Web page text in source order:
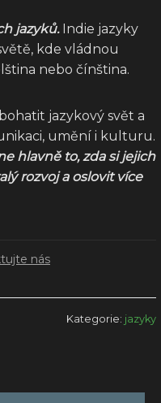
jazyků.Indie jazyky
kde vládnou
nebo čínština.
jazykový svět a
umění i kulturu.
hlavně to, zda si jejich
rozvoj a oslovit více
nás
Kategorie: jazyky